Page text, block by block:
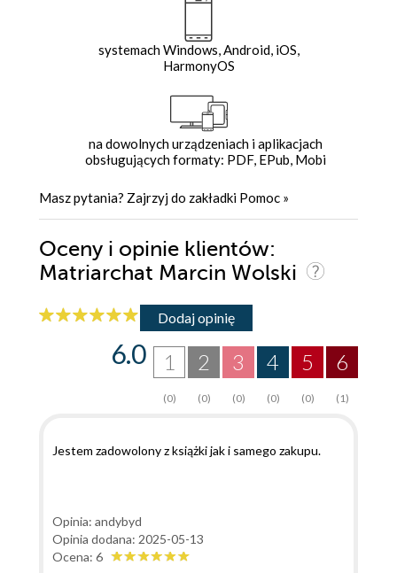
systemach Windows, Android, iOS,
HarmonyOS
na dowolnych urządzeniach i aplikacjach
obsługujących formaty: PDF, EPub, Mobi
Masz pytania? Zajrzyj do zakładki Pomoc »
Oceny i opinie klientów:
Matriarchat Marcin Wolski
Dodaj opinię
6
(1)
5
(0)
4
(0)
3
(0)
2
(0)
1
(0)
6.0
Jestem zadowolony z książki jak i samego zakupu.
Opinia: andybyd
Opinia dodana: 2025-05-13
Ocena: 6